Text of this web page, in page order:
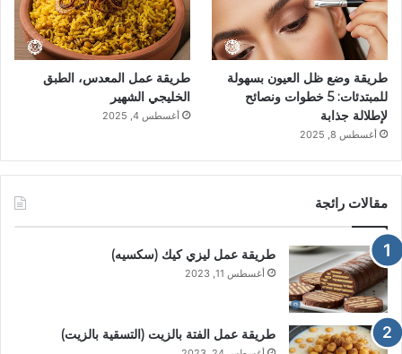
طريقة وضع ظل العيون بسهولة
للمبتدئات: 5 خطوات ونصائح
لإطلالة جذابة
أغسطس 8, 2025
طريقة عمل المعدس، الطبق
الخليجي الشهير
أغسطس 4, 2025
مقالات رائجة
طريقة عمل ليزي كيك (سكسيه)
أغسطس 11, 2023
طريقة عمل الفتة بالزيت (التسقية بالزيت)